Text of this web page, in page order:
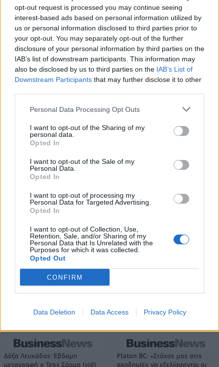
opt-out request is processed you may continue seeing
interest-based ads based on personal information utilized by
us or personal information disclosed to third parties prior to
your opt-out. You may separately opt-out of the further
disclosure of your personal information by third parties on the
IAB’s list of downstream participants. This information may
also be disclosed by us to third parties on the IAB’s List of
Downstream Participants that may further disclose it to other
Personal Data Processing Opt Outs
I want to opt-out of the Sharing of my
personal data.
Opted In
I want to opt-out of the Sale of my
Personal Data.
Opted In
I want to opt-out of processing my
Personal Data for Targeted Advertising.
Opted In
I want to opt-out of Collection, Use,
Retention, Sale, and/or Sharing of my
Personal Data that Is Unrelated with the
Purposes for which it was collected.
Opted Out
CONFIRM
Data Deletion Data Access Privacy Policy
Μοκόκα: «Θέλουμε να χτίσουμε
κάτι μεγάλο με την ιδιοκτησία
και τη διοίκηση»
Fourlis: Συμφωνία για την
πώληση συμμετοχής στο Sofia
South Ring Mall έναντι 49,35
εκατ. ευρώ
Β.Σ. Καρούλιας: Τζίρος 98,7 εκατ. ευρώ και αύξηση κερδών 57% - Τα
νέα στοιχήματα σε low & non alcohol
Deloitte Ελλάδος:
σύμβουλος της ΔΕΗ για την
είσοδο στην πολωνική αγορά
ενέργειας
Media: Με ενίσχυση 8 εκατ.
στήριξης- Κάλυψη εισφορών
ΕΔΟΕΑΠ
IAB Hellas: Νέα Διοικούσα Επιτροπή και νέο Διοικητικό Συμβούλιο -
Πρόεδρος ο Γαληνός Γιαγλής
Η Toyota φέρνει νέα γενιά
μπαταριών για τα υβριδικά της
ευρωπαϊκή
Νέο Audi A2 e-tron με στόχο την κορυφή της αποδοτικότητας
Δόξα Λευκάδας: Έβδομη
μεταγραφή ο Τζος Σάρμα (vid)
Platon BC: «Στόχος μας στις
ακαδημίες να εξελίσσονται οι